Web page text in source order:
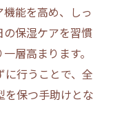
入れたい習慣
ス方法の紹介
マッサージテ
レッチメニュ
能を高め、しっ
保湿ケアを習慣
層高まります。
に行うことで、全
を保つ手助けとな